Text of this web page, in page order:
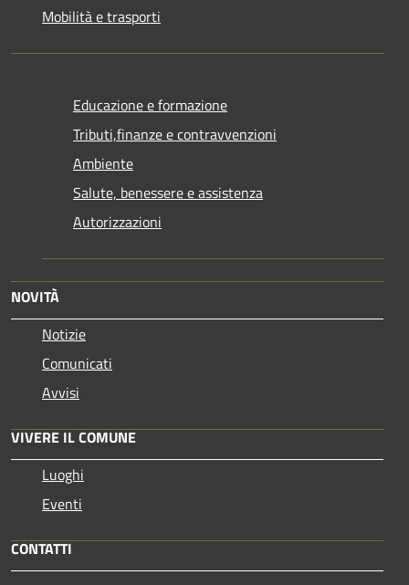
Mobilità e trasporti
Educazione e formazione
Tributi,finanze e contravvenzioni
Ambiente
Salute, benessere e assistenza
Autorizzazioni
NOVITÀ
Notizie
Comunicati
Avvisi
VIVERE IL COMUNE
Luoghi
Eventi
CONTATTI